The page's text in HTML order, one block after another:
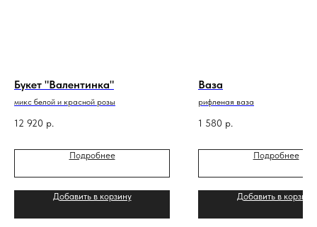
Букет "Валентинка"
микс белой и красной розы
12 920 р.
Подробнее
Добавить в корзину
Ваза
рифленая ваза
1 580 р.
Подробнее
Добавить в корзину